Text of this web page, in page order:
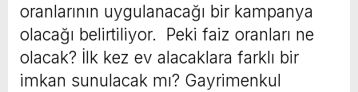
oranlarının uygulanacağı bir kampanya
olacağı belirtiliyor. Peki faiz oranları ne
olacak? İlk kez ev alacaklara farklı bir
imkan sunulacak mı? Gayrimenkul